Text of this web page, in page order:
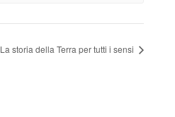
La storia della Terra per tutti i sensi